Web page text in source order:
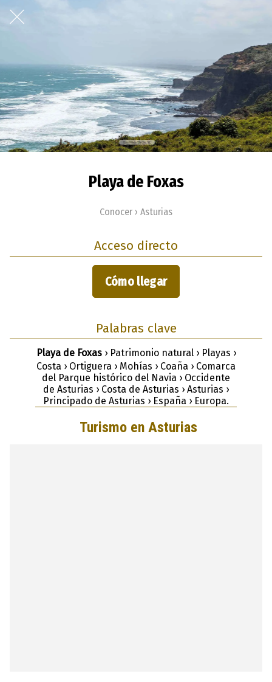
Playa de Foxas
Conocer › Asturias
Acceso directo
Cómo llegar
Palabras clave
Playa de Foxas› Patrimonio natural › Playas ›
Costa › Ortiguera › Mohías › Coaña › Comarca
del Parque histórico del Navia › Occidente
de Asturias › Costa de Asturias › Asturias ›
Principado de Asturias › España › Europa.